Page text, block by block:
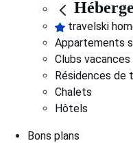
travelski
Appartements
Clubs vacances
Résidences de
Chalets
Hôtels
Bons plans